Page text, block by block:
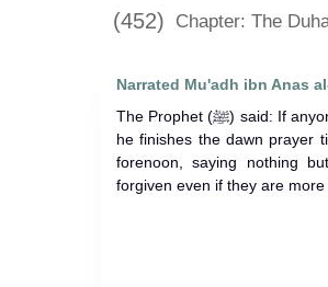
(452) Chapter: The
Narrated Mu'adh ibn Anas
The Prophet (ﷺ) said: If anyone sits in his place of prayer when
he finishes the dawn prayer
forenoon, saying nothing
forgiven even if they are